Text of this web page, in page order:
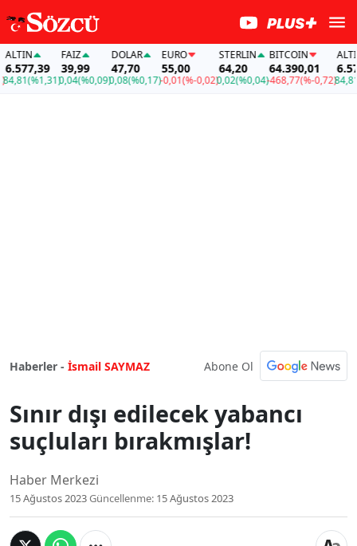
(%1,31)
FAİZ
39,99
0,04(%0,09)
DOLAR
47,70
0,08(%0,17)
EURO
55,00
-0,01(%-0,02)
STERLIN
64,20
0,02(%0,04)
BITCOIN
64.390,01
-468,77(%-0,72)
ALTIN
84,81
Haberler - İsmail SAYMAZ Abone Ol
Sınır dışı edilecek yabancı
suçluları bırakmışlar!
Haber Merkezi
15 Ağustos 2023Güncellenme: 15 Ağustos 2023